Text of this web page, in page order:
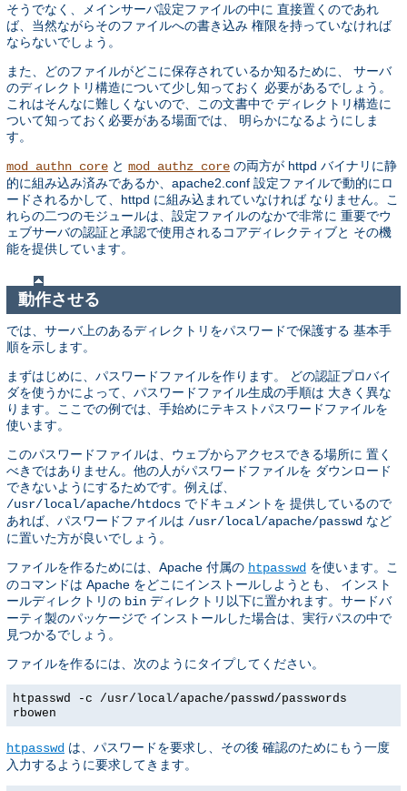
そうでなく、メインサーバ設定ファイルの中に 直接置くのであれ
ば、当然ながらそのファイルへの書き込み 権限を持っていなければ
ならないでしょう。
また、どのファイルがどこに保存されているか知るために、 サーバ
のディレクトリ構造について少し知っておく 必要があるでしょう。
これはそんなに難しくないので、この文書中で ディレクトリ構造に
ついて知っておく必要がある場面では、 明らかになるようにしま
す。
mod_authn_core と mod_authz_core の両方が httpd バイナリに静
的に組み込み済みであるか、apache2.conf 設定ファイルで動的にロ
ードされるかして、httpd に組み込まれていなければ なりません。こ
れらの二つのモジュールは、設定ファイルのなかで非常に 重要でウ
ェブサーバの認証と承認で使用されるコアディレクティブと その機
能を提供しています。
動作させる
では、サーバ上のあるディレクトリをパスワードで保護する 基本手
順を示します。
まずはじめに、パスワードファイルを作ります。 どの認証プロバイ
ダを使うかによって、パスワードファイル生成の手順は 大きく異な
ります。ここでの例では、手始めにテキストパスワードファイルを
使います。
このパスワードファイルは、ウェブからアクセスできる場所に 置く
べきではありません。他の人がパスワードファイルを ダウンロード
できないようにするためです。例えば、
/usr/local/apache/htdocs でドキュメントを 提供しているので
あれば、パスワードファイルは /usr/local/apache/passwd など
に置いた方が良いでしょう。
ファイルを作るためには、Apache 付属の htpasswd を使います。こ
のコマンドは Apache をどこにインストールしようとも、 インスト
ールディレクトリの bin ディレクトリ以下に置かれます。サードバ
ーティ製のパッケージで インストールした場合は、実行パスの中で
見つかるでしょう。
ファイルを作るには、次のようにタイプしてください。
htpasswd -c /usr/local/apache/passwd/passwords
rbowen
htpasswd は、パスワードを要求し、その後 確認のためにもう一度
入力するように要求してきます。